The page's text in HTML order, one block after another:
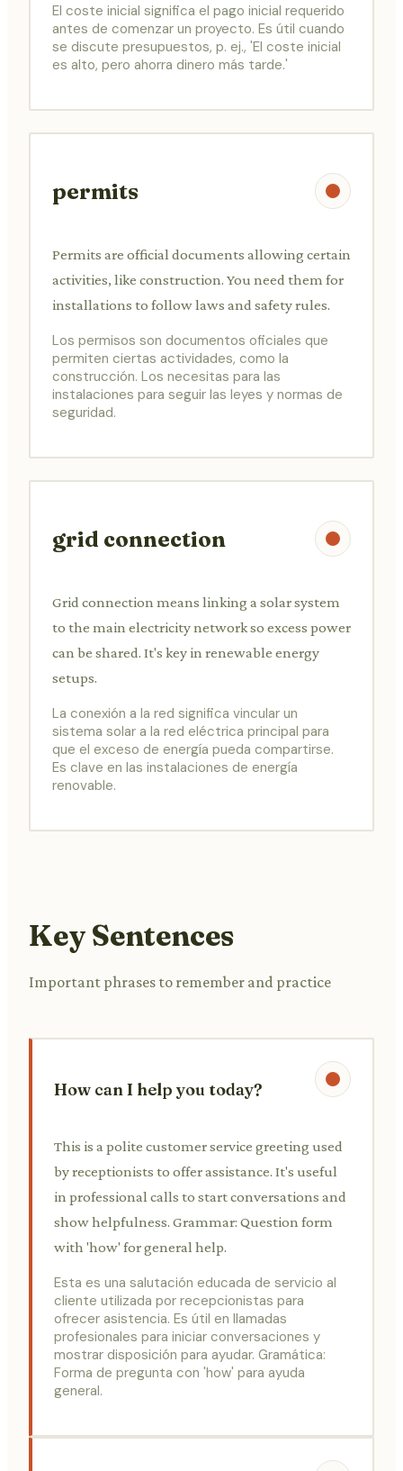
El coste inicial significa el pago inicial requerido
antes de comenzar un proyecto. Es útil cuando
se discute presupuestos, p. ej., 'El coste inicial
es alto, pero ahorra dinero más tarde.'
permits
Permits are official documents allowing certain
activities, like construction. You need them for
installations to follow laws and safety rules.
Los permisos son documentos oficiales que
permiten ciertas actividades, como la
construcción. Los necesitas para las
instalaciones para seguir las leyes y normas de
seguridad.
grid connection
Grid connection means linking a solar system
to the main electricity network so excess power
can be shared. It's key in renewable energy
setups.
La conexión a la red significa vincular un
sistema solar a la red eléctrica principal para
que el exceso de energía pueda compartirse.
Es clave en las instalaciones de energía
renovable.
Key Sentences
Important phrases to remember and practice
How can I help you today?
This is a polite customer service greeting used
by receptionists to offer assistance. It's useful
in professional calls to start conversations and
show helpfulness. Grammar: Question form
with 'how' for general help.
Esta es una salutación educada de servicio al
cliente utilizada por recepcionistas para
ofrecer asistencia. Es útil en llamadas
profesionales para iniciar conversaciones y
mostrar disposición para ayudar. Gramática:
Forma de pregunta con 'how' para ayuda
general.